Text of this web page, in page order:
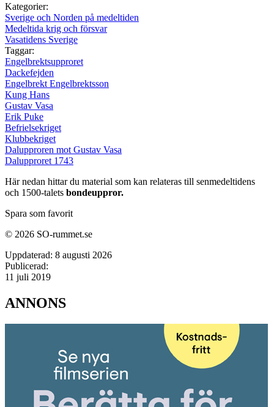
Kategorier:
Sverige och Norden på medeltiden
Medeltida krig och försvar
Vasatidens Sverige
Taggar:
Engelbrektsupproret
Dackefejden
Engelbrekt Engelbrektsson
Kung Hans
Gustav Vasa
Erik Puke
Befrielsekriget
Klubbekriget
Dalupproren mot Gustav Vasa
Dalupproret 1743
Här nedan hittar du material som kan relateras till senmedeltidens
och 1500-talets bondeuppror.
Spara som favorit
© 2026 SO-rummet.se
Uppdaterad: 8 augusti 2026
Publicerad:
11 juli 2019
ANNONS